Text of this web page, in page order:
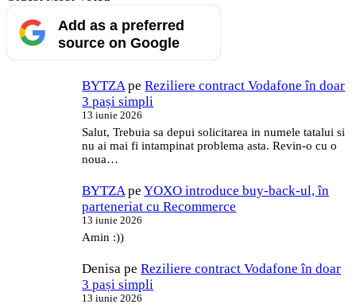
Add as a preferred
source on Google
BYTZA peReziliere contract Vodafone în doar
3 pași simpli
13 iunie 2026
Salut, Trebuia sa depui solicitarea in numele tatalui si
nu ai mai fi intampinat problema asta. Revin-o cu o
noua…
BYTZA peYOXO introduce buy-back-ul, în
parteneriat cu Recommerce
13 iunie 2026
Amin :))
Denisa peReziliere contract Vodafone în doar
3 pași simpli
13 iunie 2026